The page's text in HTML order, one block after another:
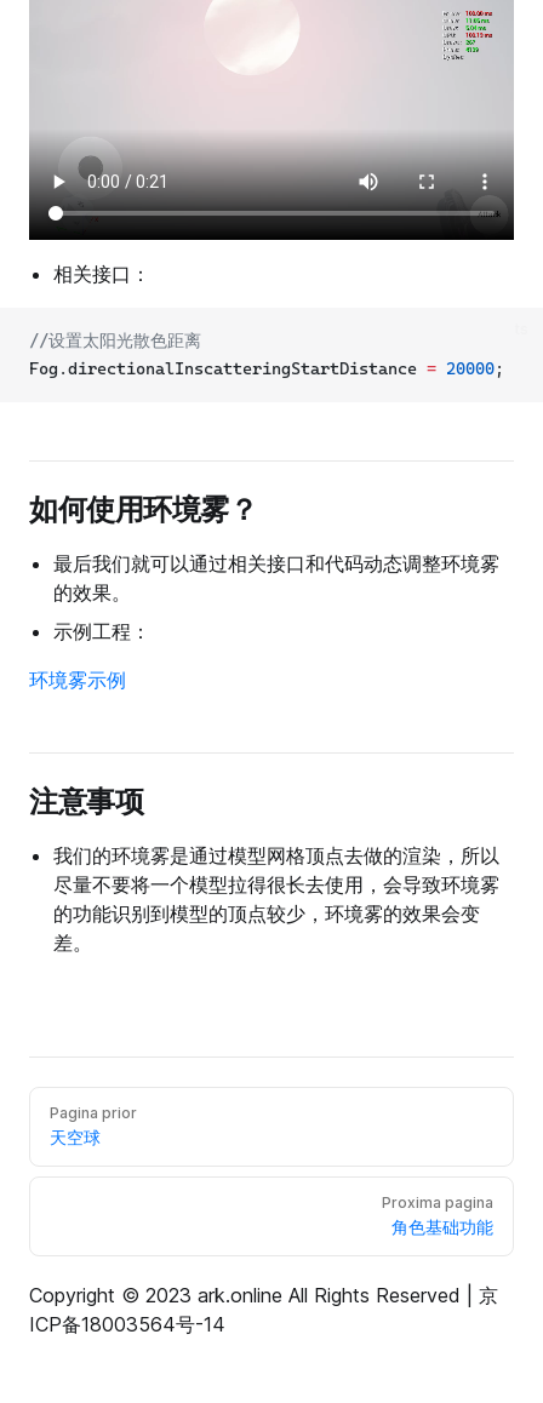
相关接口：
//设置太阳光散色距离
Fog.directionalInscatteringStartDistance = 20000;
如何使用环境雾？
最后我们就可以通过相关接口和代码动态调整环境雾
的效果。
示例工程：
环境雾示例
注意事项
我们的环境雾是通过模型网格顶点去做的渲染，所以
尽量不要将一个模型拉得很长去使用，会导致环境雾
的功能识别到模型的顶点较少，环境雾的效果会变
差。
Pagina prior
天空球
Proxima pagina
角色基础功能
Copyright © 2023 ark.online All Rights Reserved | 京
ICP备18003564号-14